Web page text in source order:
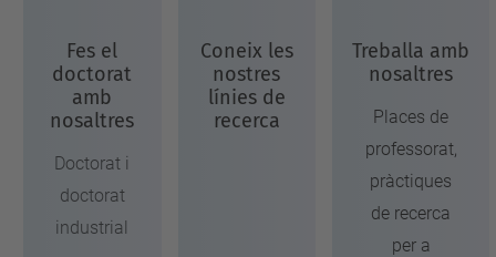
Fes el
doctorat
amb
nosaltres
Doctorat i
doctorat
industrial
Coneix les
nostres
línies de
recerca
Treballa amb
nosaltres
Places de
professorat,
pràctiques
de recerca
per a